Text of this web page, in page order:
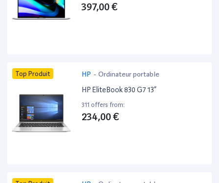
397,00 €
Top Produit HP - Ordinateur portable
HP EliteBook 830 G7 13”
311 offers from:
234,00 €